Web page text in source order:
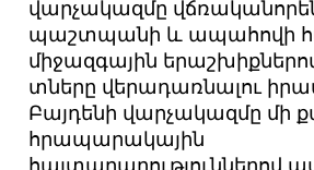
վարչակազմը
պաշտպանի և ապահովի
միջազգային
տները վերադառնալու
Բայդենի վարչակազմը մի
հրապարակային
հայտարարություններով